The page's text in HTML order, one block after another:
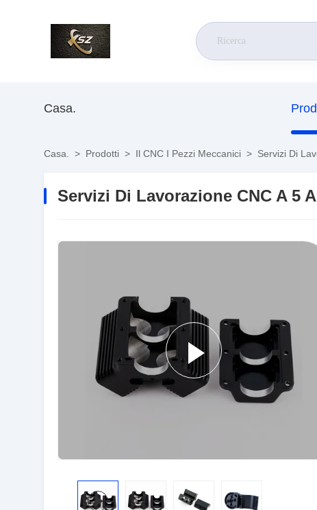
Casa.
Casa. > Prodotti > Il CNC I Pezzi Meccanici > Servizi Di
Servizi Di Lavorazione CNC A 5